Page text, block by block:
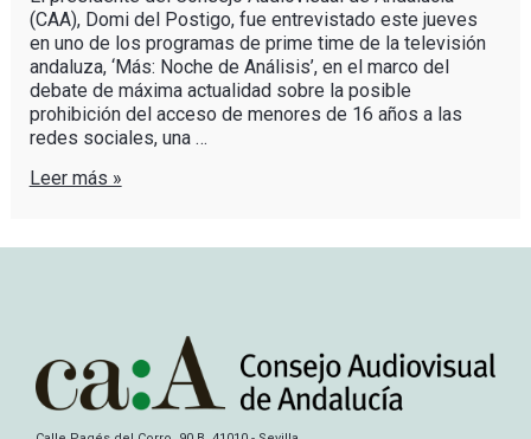
(CAA), Domi del Postigo, fue entrevistado este jueves
en uno de los programas de prime time de la televisión
andaluza, ‘Más: Noche de Análisis’, en el marco del
debate de máxima actualidad sobre la posible
prohibición del acceso de menores de 16 años a las
redes sociales, una …
Leer más »